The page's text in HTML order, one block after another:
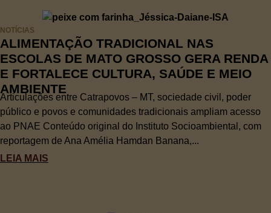
NOTÍCIAS
ALIMENTAÇÃO TRADICIONAL NAS
ESCOLAS DE MATO GROSSO GERA RENDA
E FORTALECE CULTURA, SAÚDE E MEIO
AMBIENTE
Articulações entre Catrapovos – MT, sociedade civil, poder
público e povos e comunidades tradicionais ampliam acesso
ao PNAE Conteúdo original do Instituto Socioambiental, com
reportagem de Ana Amélia Hamdan Banana,...
LEIA MAIS